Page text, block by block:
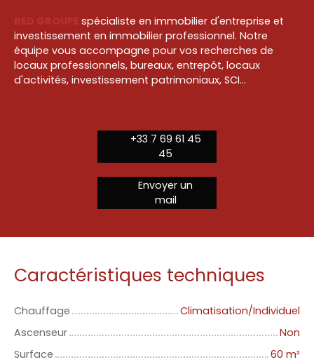
spécialiste en immobilier d'entreprise et
investissement en immobilier professionnel. Notre
équipe vous accompagne pour vos recherches de
locaux professionnels, bureaux, entrepôt, locaux
d'activités, investissement patrimoniaux, SCI...
+33 7 69 61 45
45
Envoyer un
mail
Caractéristiques techniques
Chauffage
Climatisation/Individuel
Ascenseur
Non
Surface
60 m²